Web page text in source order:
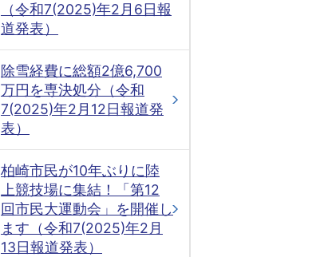
（令和7(2025)年2月6日報
道発表）
除雪経費に総額2億6,700
万円を専決処分（令和
7(2025)年2月12日報道発
表）
柏崎市民が10年ぶりに陸
上競技場に集結！「第12
回市民大運動会」を開催し
ます（令和7(2025)年2月
13日報道発表）